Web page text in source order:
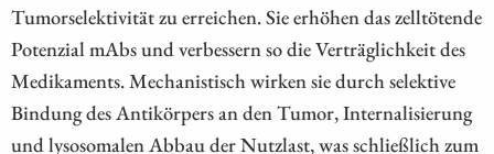
Tumorselektivität zu erreichen. Sie erhöhen das zelltötende
Potenzial mAbs und verbessern so die Verträglichkeit des
Medikaments. Mechanistisch wirken sie durch selektive
Bindung des Antikörpers an den Tumor, Internalisierung
und lysosomalen Abbau der Nutzlast, was schließlich zum